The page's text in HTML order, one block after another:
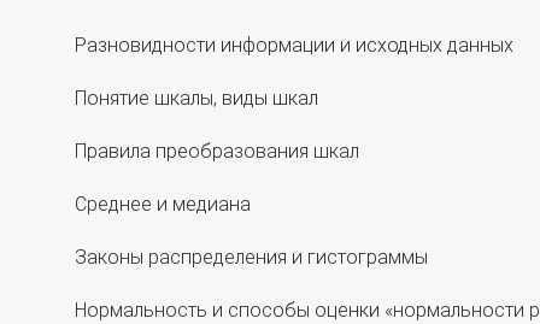
Разновидности информации и исходных данных
Понятие шкалы, виды шкал
Правила преобразования шкал
Среднее и медиана
Законы распределения и гистограммы
Нормальность и способы оценки «нормальности